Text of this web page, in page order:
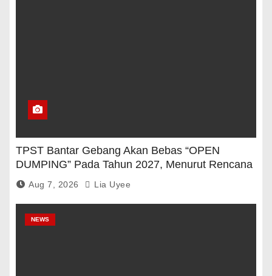
TPST Bantar Gebang Akan Bebas “OPEN
DUMPING” Pada Tahun 2027, Menurut Rencana
Pemerintah
Aug 7, 2026 Lia Uyee
NEWS